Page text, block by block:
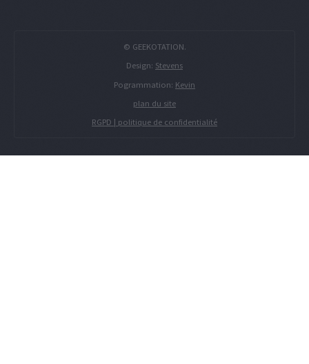
© GEEKOTATION.
Design: Stevens
Pogrammation: Kevin
plan du site
RGPD | politique de confidentialité